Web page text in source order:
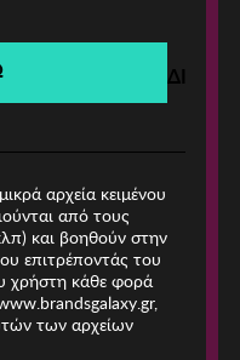
αρχεία κειμένου
από τους
και βοηθούν στην
επιτρέποντάς του
χρήστη κάθε φορά
των αρχείων